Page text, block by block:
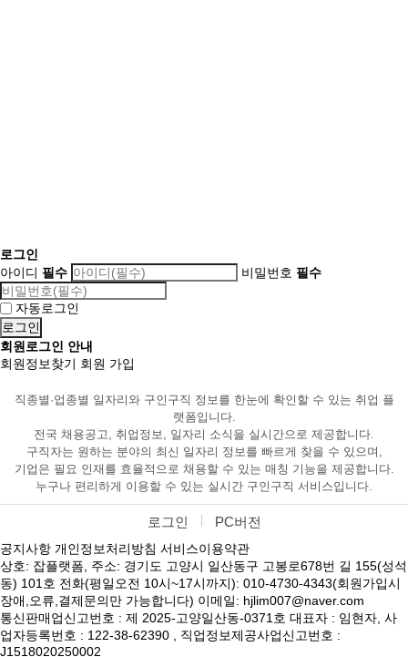
로그인
아이디 필수 비밀번호 필수
자동로그인
회원로그인 안내
회원정보찾기 회원 가입
직종별·업종별 일자리와 구인구직 정보를 한눈에 확인할 수 있는 취업 플
랫폼입니다.
전국 채용공고, 취업정보, 일자리 소식을 실시간으로 제공합니다.
구직자는 원하는 분야의 최신 일자리 정보를 빠르게 찾을 수 있으며,
기업은 필요 인재를 효율적으로 채용할 수 있는 매칭 기능을 제공합니다.
누구나 편리하게 이용할 수 있는 실시간 구인구직 서비스입니다.
로그인 PC버전
공지사항 개인정보처리방침 서비스이용약관
상호: 잡플랫폼, 주소: 경기도 고양시 일산동구 고봉로678번 길 155(성석
동) 101호 전화(평일오전 10시~17시까지): 010-4730-4343(회원가입시
장애,오류,결제문의만 가능합니다) 이메일: hjlim007@naver.com
통신판매업신고번호 : 제 2025-고양일산동-0371호 대표자 : 임현자, 사
업자등록번호 : 122-38-62390 , 직업정보제공사업신고번호 :
J1518020250002